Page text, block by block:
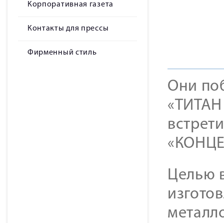
Корпоративная газета
Контакты для прессы
Фирменный стиль
Они
Целью